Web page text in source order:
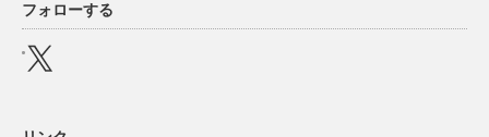
フォローする
X